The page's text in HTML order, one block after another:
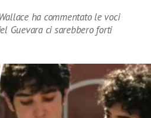
ha commentato le voci
Guevara ci sarebbero forti